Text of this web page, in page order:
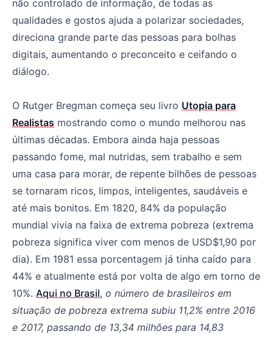
não controlado de informação, de todas as
qualidades e gostos ajuda a polarizar sociedades,
direciona grande parte das pessoas para bolhas
digitais, aumentando o preconceito e ceifando o
diálogo.
O Rutger Bregman começa seu livro Utopia para
Realistas mostrando como o mundo melhorou nas
últimas décadas. Embora ainda haja pessoas
passando fome, mal nutridas, sem trabalho e sem
uma casa para morar, de repente bilhões de pessoas
se tornaram ricos, limpos, inteligentes, saudáveis e
até mais bonitos. Em 1820, 84% da população
mundial vivia na faixa de extrema pobreza (extrema
pobreza significa viver com menos de USD$1,90 por
dia). Em 1981 essa porcentagem já tinha caído para
44% e atualmente está por volta de algo em torno de
10%. Aqui no Brasil, o número de brasileiros em
situação de pobreza extrema subiu 11,2% entre 2016
e 2017, passando de 13,34 milhões para 14,83